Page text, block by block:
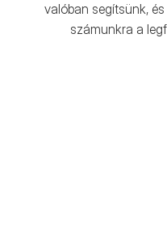
valóban segítsünk,
számunkra a